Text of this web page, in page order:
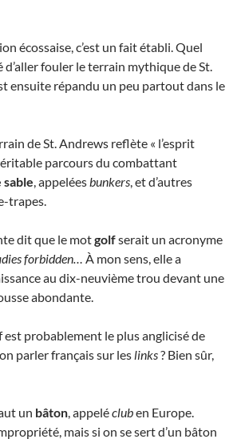
écossaise, c’est un fait établi. Quel
d’aller fouler le terrain mythique de St.
ensuite répandu un peu partout dans le
de St. Andrews reflète « l’esprit
parcours du combattant
sable, appeléesbunkers, et d’autres
trapes.
dit que le motgolfserait un acronyme
forbidden… À mon sens, elle a
au dix-neuvième trou devant une
abondante.
est probablement le plus anglicisé de
parler français sur les links? Bien sûr,
un bâton, appelécluben Europe.
mais si on se sert d’un bâton